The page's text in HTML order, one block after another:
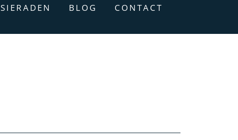
SIERADEN BLOG CONTACT